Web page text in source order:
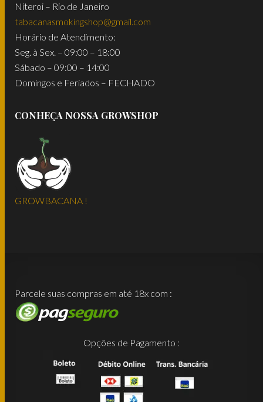
Niteroi – Rio de Janeiro
tabacanasmokingshop@gmail.com
Horário de Atendimento:
Seg. à Sex. – 09:00 – 18:00
Sábado – 09:00 – 14:00
Domingos e Feriados – FECHADO
CONHEÇA NOSSA GROWSHOP
GROWBACANA !
Parcele suas compras em até 18x com :
Opções de Pagamento :